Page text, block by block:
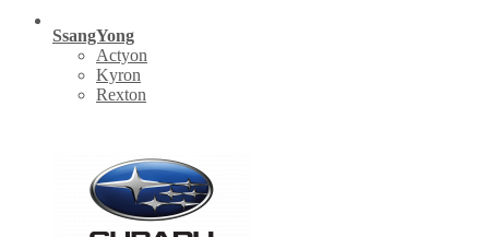
SsangYong
Actyon
Kyron
Rexton